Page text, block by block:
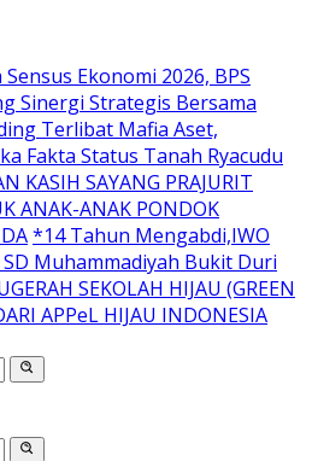
Ekonomi 2026, BPS
Sinergi Strategis Bersama
Terlibat Mafia Aset,
Fakta Status Tanah Ryacudu
KASIH SAYANG PRAJURIT
ANAK-ANAK PONDOK
*14 Tahun Mengabdi,IWO
Muhammadiyah Bukit Duri
SEKOLAH HIJAU (GREEN
APPeL HIJAU INDONESIA